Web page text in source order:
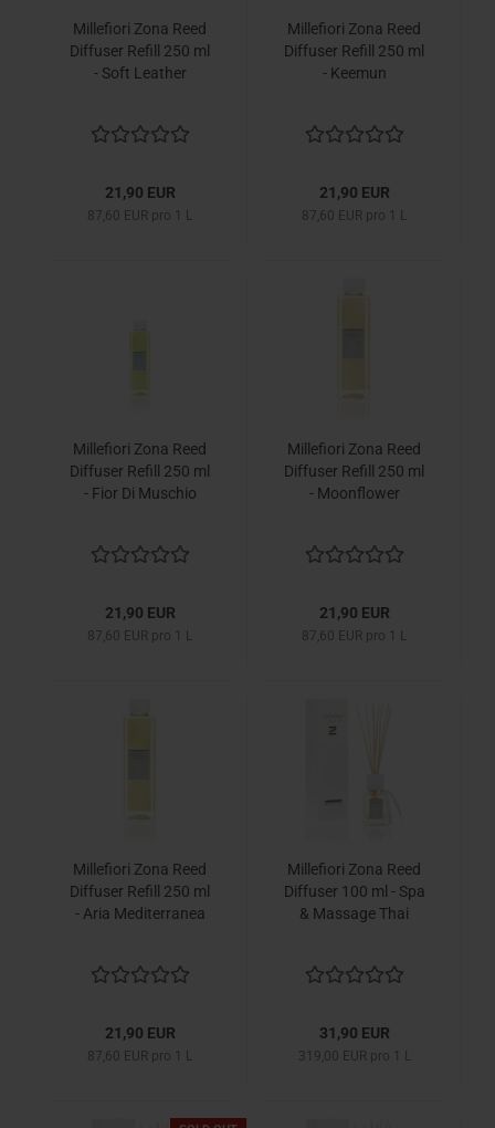
Millefiori Zona Reed
Diffuser Refill 250 ml
- Soft Leather
21,90 EUR
87,60 EUR pro 1 L
Millefiori Zona Reed
Diffuser Refill 250 ml
- Keemun
21,90 EUR
87,60 EUR pro 1 L
Millefiori Zona Reed
Diffuser Refill 250 ml
- Fior Di Muschio
21,90 EUR
87,60 EUR pro 1 L
Millefiori Zona Reed
Diffuser Refill 250 ml
- Moonflower
21,90 EUR
87,60 EUR pro 1 L
Millefiori Zona Reed
Diffuser Refill 250 ml
- Aria Mediterranea
21,90 EUR
87,60 EUR pro 1 L
Millefiori Zona Reed
Diffuser 100 ml - Spa
& Massage Thai
31,90 EUR
319,00 EUR pro 1 L